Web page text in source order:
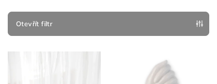
r
o
Otevřít filtr
V